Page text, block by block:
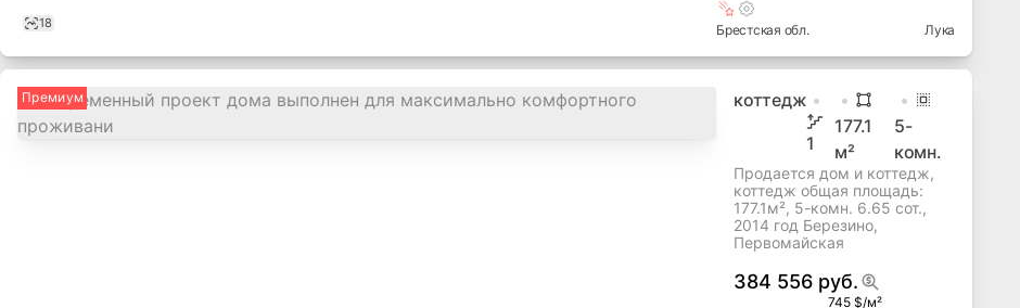
18 Брестская обл. Лука
Премиум
коттедж
1
177.1
м²
5-
комн.
Продается дом и коттедж,
коттедж общая площадь:
177.1м², 5-комн. 6.65 сот.,
2014 год Березино,
Первомайская
384 556 руб.
745 $/м²